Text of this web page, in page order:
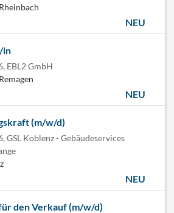
NEU
in
EBL2 GmbH
NEU
(m/w/d)
GSL Koblenz - Gebäudeservices
NEU
den Verkauf (m/w/d)